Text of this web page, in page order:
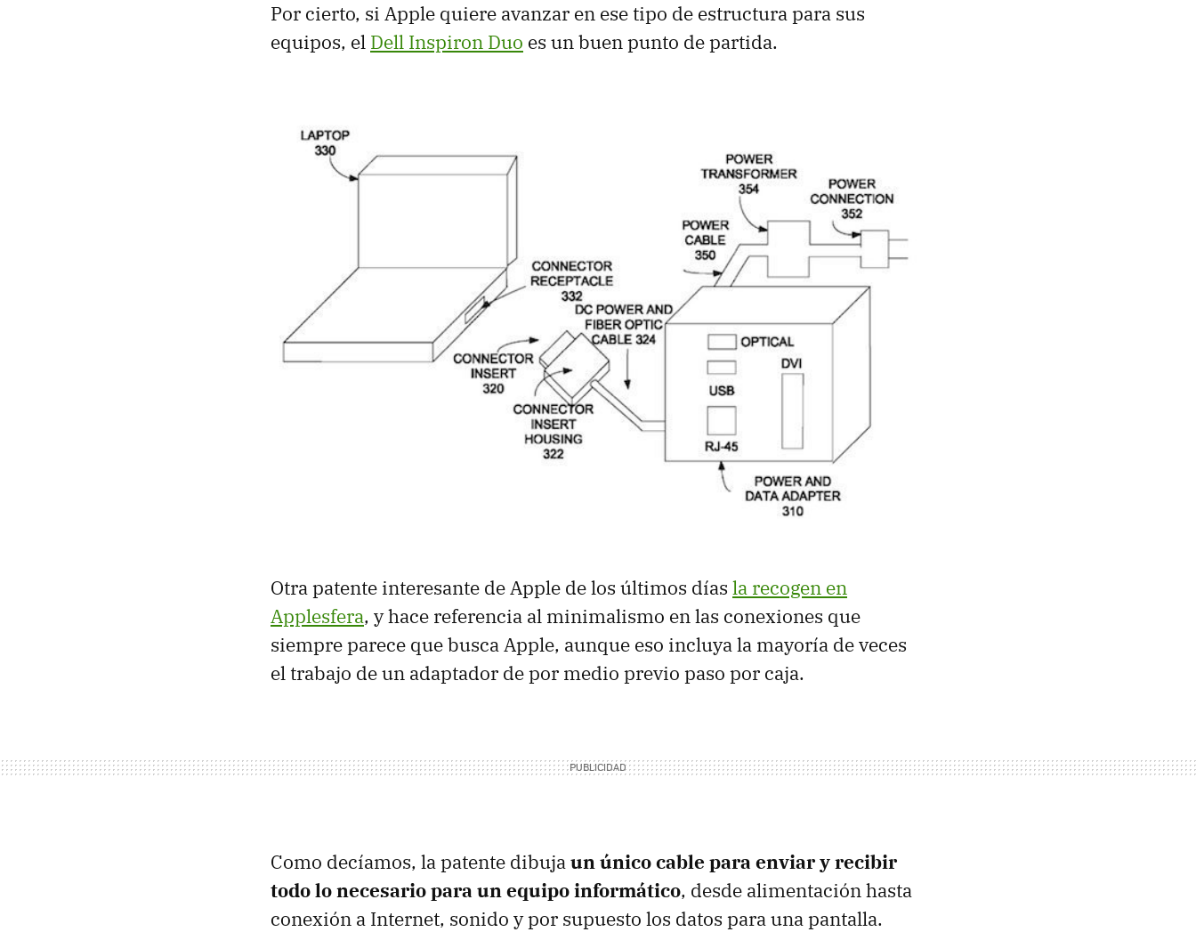
Por cierto, si Apple quiere avanzar en ese tipo de estructura para sus
equipos, el Dell Inspiron Duo es un buen punto de partida.
Otra patente interesante de Apple de los últimos días la recogen en
Applesfera, y hace referencia al minimalismo en las conexiones que
siempre parece que busca Apple, aunque eso incluya la mayoría de veces
el trabajo de un adaptador de por medio previo paso por caja.
Como decíamos, la patente dibuja un único cable para enviar y recibir
todo lo necesario para un equipo informático, desde alimentación hasta
conexión a Internet, sonido y por supuesto los datos para una pantalla.